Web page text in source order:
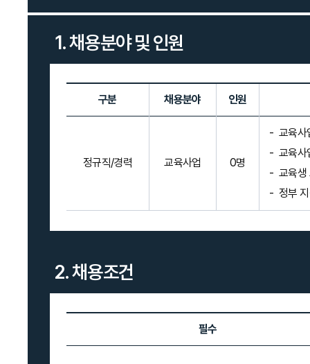
1. 채용분야 및 인원
구분 채용분야 인원
정규직/경력 교육사업 0명
교육사
교육사
교육생
정부
2. 채용조건
필수